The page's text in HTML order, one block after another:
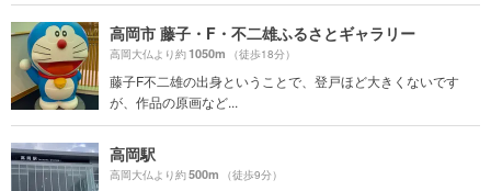
高岡市 藤子・F・不二雄ふるさとギャラリー
高岡大仏より約1050m （徒歩18分）
藤子F不二雄の出身ということで、登戸ほど大きくないです
が、作品の原画など...
高岡駅
高岡大仏より約500m （徒歩9分）